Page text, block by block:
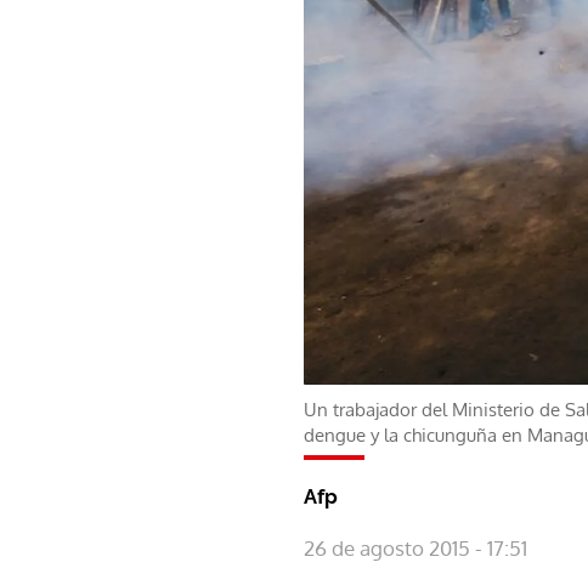
Un trabajador del Ministerio de
dengue y la chicunguña en
Afp
26 de agosto 2015 - 17:51